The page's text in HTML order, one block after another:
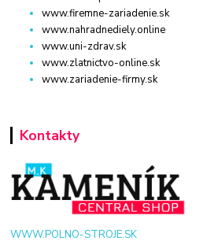
www.firemne-zariadenie.sk
www.nahradnediely.online
www.uni-zdrav.sk
www.zlatnictvo-online.sk
www.zariadenie-firmy.sk
Kontakty
WWW.POLNO-STROJE.SK